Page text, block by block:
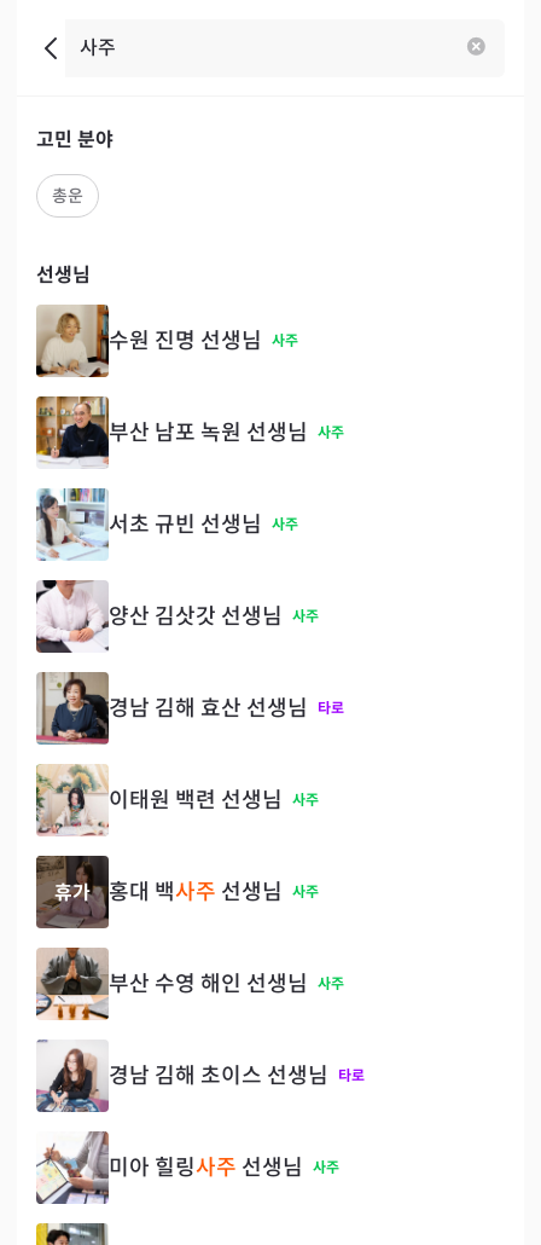
고민 분야
총운
선생님
수원 진명 선생님 사주
부산 남포 녹원 선생님 사주
서초 규빈 선생님 사주
양산 김삿갓 선생님 사주
경남 김해 효산 선생님 타로
이태원 백련 선생님 사주
휴가 홍대 백사주 선생님 사주
부산 수영 해인 선생님 사주
경남 김해 초이스 선생님 타로
미아 힐링사주 선생님 사주